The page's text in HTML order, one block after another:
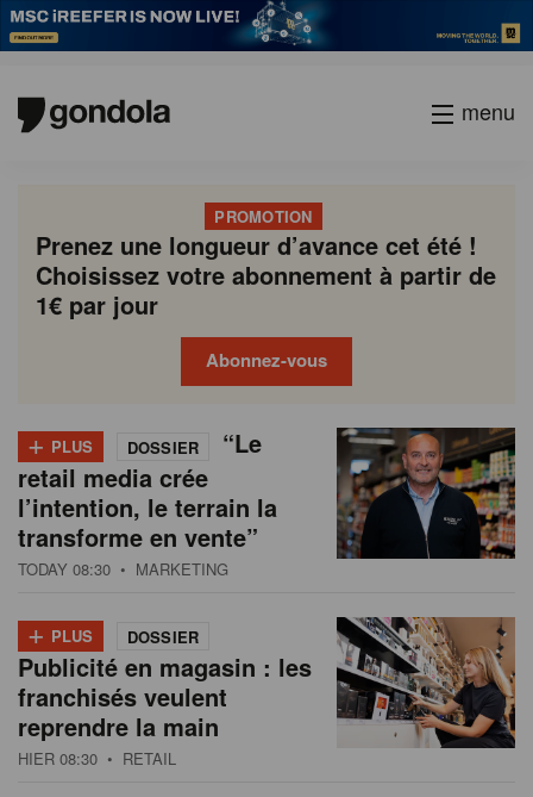
menu
PROMOTION
Prenez une longueur d’avance cet été !
Choisissez votre abonnement à partir de
1€ par jour
Abonnez-vous
N
e
w
s
+ PLUS DOSSIER
“Le
retail media crée
l’intention, le terrain la
transforme en vente”
TODAY 08:30 • MARKETING
+ PLUS DOSSIER
Publicité en magasin : les
franchisés veulent
reprendre la main
HIER 08:30 • RETAIL
P
a
g
i
n
t
i
o
n
Current
page
Page
Page
Page
Page
Page
Page
Page
Page
Next
page
academy
society